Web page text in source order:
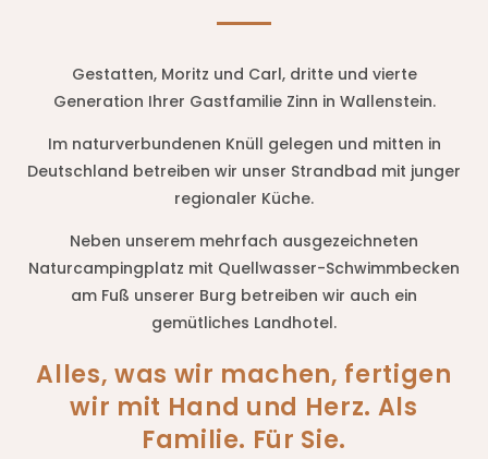
Gestatten, Moritz und Carl, dritte und vierte
Generation Ihrer Gastfamilie Zinn in Wallenstein.
Im naturverbundenen Knüll gelegen und mitten in
Deutschland betreiben wir unser Strandbad mit junger
regionaler Küche.
Neben unserem mehrfach ausgezeichneten
Naturcampingplatz mit Quellwasser-Schwimmbecken
am Fuß unserer Burg betreiben wir auch ein
gemütliches Landhotel.
Alles, was wir machen, fertigen
wir mit Hand und Herz. Als
Familie. Für Sie.